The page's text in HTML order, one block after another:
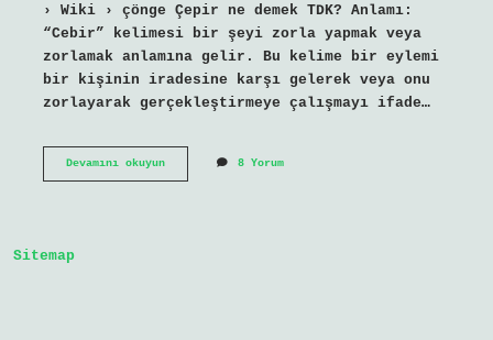
› Wiki › çönge Çepir ne demek TDK? Anlamı:
“Cebir” kelimesi bir şeyi zorla yapmak veya
zorlamak anlamına gelir. Bu kelime bir eylemi
bir kişinin iradesine karşı gelerek veya onu
zorlayarak gerçekleştirmeye çalışmayı ifade…
Devamını okuyunÇerge
8 Yorum
Sitemap